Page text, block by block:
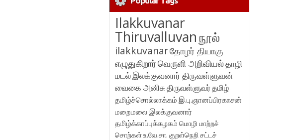
Ilakkuvanar
Thiruvalluvanநூல்
ilakkuvanarதோழர் தியாகு
எழுதுகிறார்வெருளி அறிவியல்தாழி
மடல்இலக்குவனார் திருவள்ளுவன்
வைகை அனிசுதிருவள்ளுவர்தமிழ்
தமிழ்ச்சொல்லாக்கம் இ.பு.ஞானப்பிரகாசன்
மறைமலை இலக்குவனார்
தமிழ்க்காப்புக்கழகம் மொழி மாற்றச்
சொற்கள்உ.வே.சா. குறள்நெறி சட்டச்